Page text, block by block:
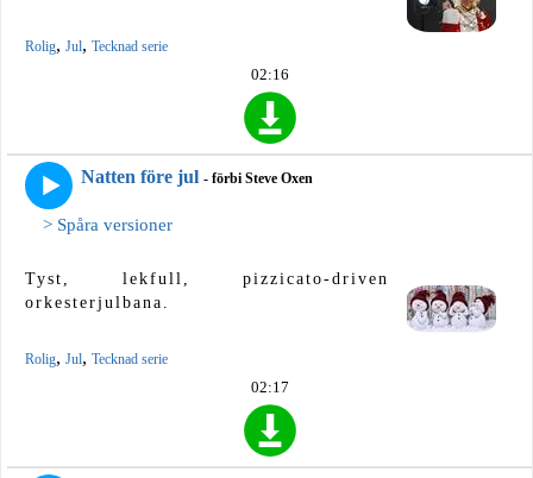
Rolig, Jul, Tecknad serie
02:16
Natten före jul - förbi Steve Oxen
> Spåra versioner
Tyst, lekfull, pizzicato-driven
orkesterjulbana.
Rolig, Jul, Tecknad serie
02:17